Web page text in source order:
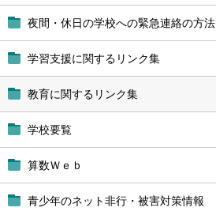
夜間・休日の学校への緊急連絡の方法
学習支援に関するリンク集
教育に関するリンク集
学校要覧
算数Ｗｅｂ
青少年のネット非行・被害対策情報